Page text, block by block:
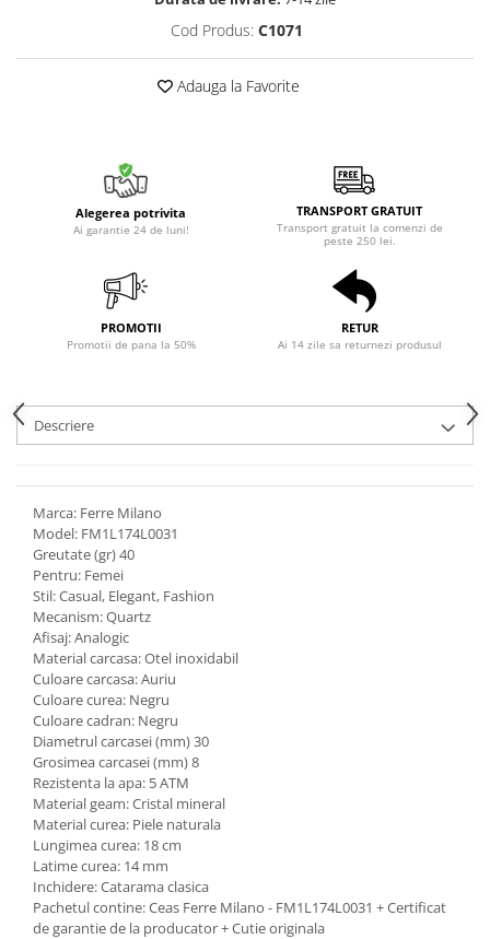
Cod Produs: C1071
Adauga la Favorite
Alegerea potrivita
Ai garantie 24 de luni!
TRANSPORT GRATUIT
Transport gratuit la comenzi de
peste 250 lei.
PROMOTII
Promotii de pana la 50%
RETUR
Ai 14 zile sa returnezi produsul
Descriere
Marca: Ferre Milano
Model: FM1L174L0031
Greutate (gr) 40
Pentru: Femei
Stil: Casual, Elegant, Fashion
Mecanism: Quartz
Afisaj: Analogic
Material carcasa: Otel inoxidabil
Culoare carcasa: Auriu
Culoare curea: Negru
Culoare cadran: Negru
Diametrul carcasei (mm) 30
Grosimea carcasei (mm) 8
Rezistenta la apa: 5 ATM
Material geam: Cristal mineral
Material curea: Piele naturala
Lungimea curea: 18 cm
Latime curea: 14 mm
Inchidere: Catarama clasica
Pachetul contine: Ceas Ferre Milano - FM1L174L0031 + Certificat
de garantie de la producator + Cutie originala